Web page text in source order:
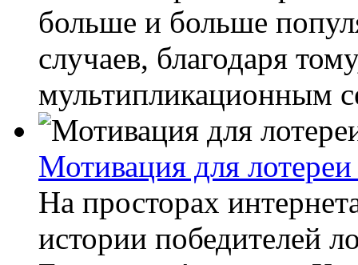
больше и больше
случаев, благодаря
мультипликационным
Мотивация для
На просторах
истории победителей